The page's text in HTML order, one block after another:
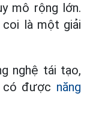
mô rộng lớn.
coi là một giải
nghệ tái tạo,
có được năng